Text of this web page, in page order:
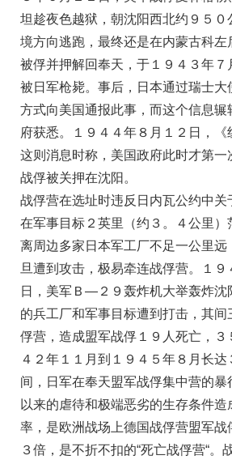
坦趁夜色越狱，朝沈阳西北约９５０
境方向逃跑，最终还是在内蒙古科左
被俘并押解回奉天，于１９４３年７
被日军枪毙。事后，日本通过瑞士大
方式向美国通报此事，而这个信息辗
府获悉。１９４４年８月１２日，《
这则消息时称，美国政府此时才第一
战俘被关押在沈阳。
战俘营在选址时违反日内瓦公约中关
在军事目标２英里（约３。４公里）
离周边多家日本军工厂不足一公里远
旦遭到攻击，极易牵连战俘营。１９
日，美军Ｂ—２９轰炸机大举轰炸沈
的兵工厂和军事目标遭到打击，其间
俘营，造成盟军战俘１９人死亡，３
４２年１１月到１９４５年８月长达
间，日军在奉天盟军战俘集中营的暴
以来的虐待和极端恶劣的生存条件
率，是欧洲战场上德国战俘营盟军战
３倍，是不折不扣的“死亡战俘营“。